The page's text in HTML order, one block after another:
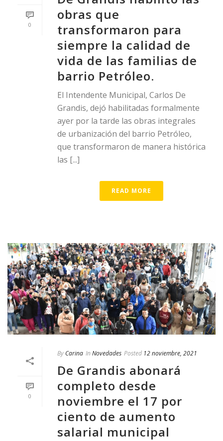
0
obras que
transformaron para
siempre la calidad de
vida de las familias de
barrio Petróleo.
El Intendente Municipal, Carlos De
Grandis, dejó habilitadas formalmente
ayer por la tarde las obras integrales
de urbanización del barrio Petróleo,
que transformaron de manera histórica
las [...]
READ MORE
0
By Carina In Novedades Posted 12 noviembre, 2021
De Grandis abonará
completo desde
noviembre el 17 por
ciento de aumento
salarial municipal